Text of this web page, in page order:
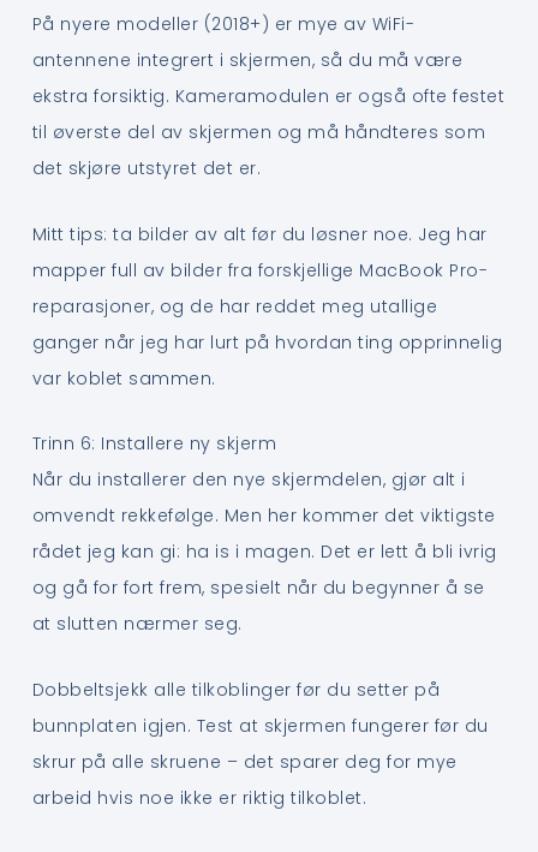
På nyere modeller (2018+) er mye av WiFi-
antennene integrert i skjermen, så du må være
ekstra forsiktig. Kameramodulen er også ofte festet
til øverste del av skjermen og må håndteres som
det skjøre utstyret det er.
Mitt tips: ta bilder av alt før du løsner noe. Jeg har
mapper full av bilder fra forskjellige MacBook Pro-
reparasjoner, og de har reddet meg utallige
ganger når jeg har lurt på hvordan ting opprinnelig
var koblet sammen.
Trinn 6: Installere ny skjerm
Når du installerer den nye skjermdelen, gjør alt i
omvendt rekkefølge. Men her kommer det viktigste
rådet jeg kan gi: ha is i magen. Det er lett å bli ivrig
og gå for fort frem, spesielt når du begynner å se
at slutten nærmer seg.
Dobbeltsjekk alle tilkoblinger før du setter på
bunnplaten igjen. Test at skjermen fungerer før du
skrur på alle skruene – det sparer deg for mye
arbeid hvis noe ikke er riktig tilkoblet.